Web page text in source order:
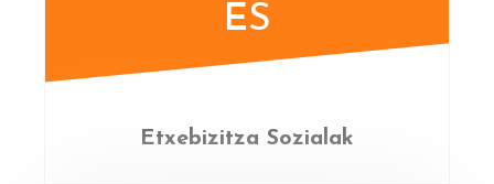
ES
Etxebizitza Sozialak